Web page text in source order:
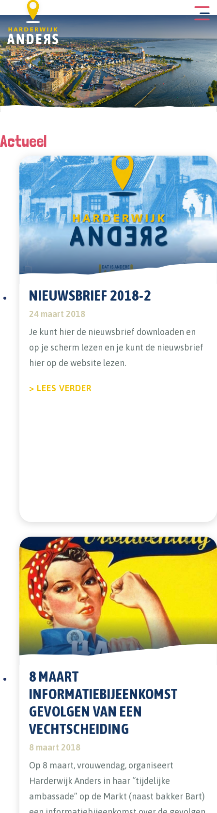
Actueel
NIEUWSBRIEF 2018-2
24 maart 2018
Je kunt hier de nieuwsbrief downloaden en
op je scherm lezen en je kunt de nieuwsbrief
hier op de website lezen.
> LEES VERDER
8 MAART
INFORMATIEBIJEENKOMST
GEVOLGEN VAN EEN
VECHTSCHEIDING
8 maart 2018
Op 8 maart, vrouwendag, organiseert
Harderwijk Anders in haar “tijdelijke
ambassade” op de Markt (naast bakker Bart)